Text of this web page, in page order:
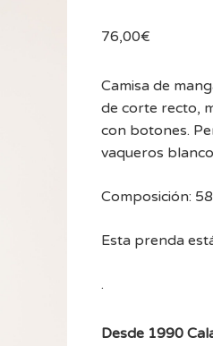
76,00€
Camisa de
de corte recto,
con botones.
vaqueros
Composición:
Esta prenda
.
Desde 1990